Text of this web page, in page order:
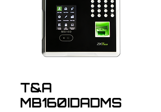
T&A
MB160IDADMS